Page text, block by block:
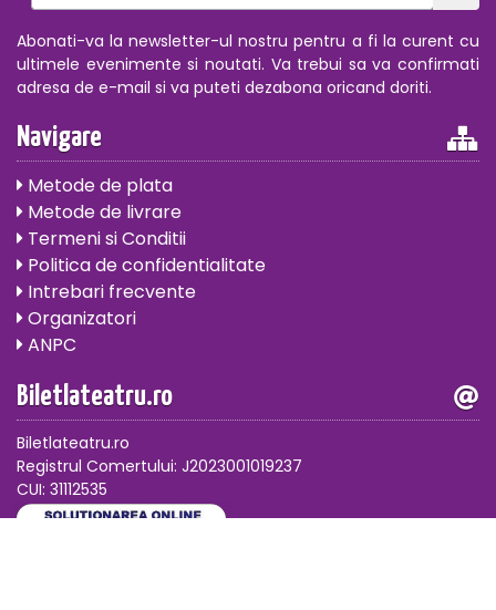
Abonati-va la newsletter-ul nostru pentru a fi la curent cu
ultimele evenimente si noutati. Va trebui sa va confirmati
adresa de e-mail si va puteti dezabona oricand doriti.
Navigare
Metode de plata
Metode de livrare
Termeni si Conditii
Politica de confidentialitate
Intrebari frecvente
Organizatori
ANPC
Biletlateatru.ro
Biletlateatru.ro
Registrul Comertului: J2023001019237
CUI: 31112535